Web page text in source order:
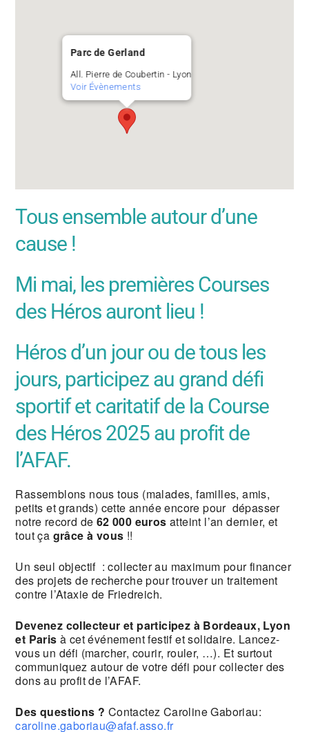
Parc de Gerland
All. Pierre de Coubertin - Lyon
Voir Évènements
Tous ensemble autour d’une
cause !
Mi mai, les premières Courses
des Héros auront lieu !
Héros d’un jour ou de tous les
jours, participez au grand défi
sportif et caritatif de la Course
des Héros 2025 au profit de
l’AFAF.
Rassemblons nous tous (malades, familles, amis,
petits et grands) cette année encore pour dépasser
notre record de 62 000 euros atteint l’an dernier, et
tout ça grâce à vous !!
Un seul objectif : collecter au maximum pour financer
des projets de recherche pour trouver un traitement
contre l’Ataxie de Friedreich.
Devenez collecteur et participez à Bordeaux, Lyon
et Parisà cet événement festif et solidaire. Lancez-
vous un défi (marcher, courir, rouler, …). Et surtout
communiquez autour de votre défi pour collecter des
dons au profit de l’AFAF.
Des questions ? Contactez Caroline Gaboriau:
caroline.gaboriau@afaf.asso.fr